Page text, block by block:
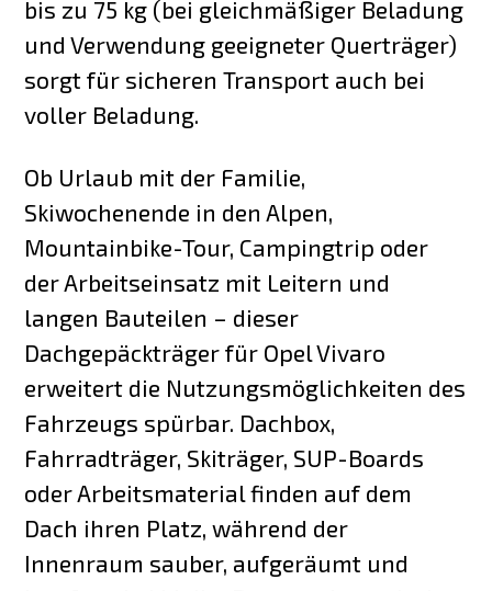
bis zu 75 kg (bei gleichmäßiger Beladung
und Verwendung geeigneter Querträger)
sorgt für sicheren Transport auch bei
voller Beladung.
Ob Urlaub mit der Familie,
Skiwochenende in den Alpen,
Mountainbike-Tour, Campingtrip oder
der Arbeitseinsatz mit Leitern und
langen Bauteilen – dieser
Dachgepäckträger für Opel Vivaro
erweitert die Nutzungsmöglichkeiten des
Fahrzeugs spürbar. Dachbox,
Fahrradträger, Skiträger, SUP-Boards
oder Arbeitsmaterial finden auf dem
Dach ihren Platz, während der
Innenraum sauber, aufgeräumt und